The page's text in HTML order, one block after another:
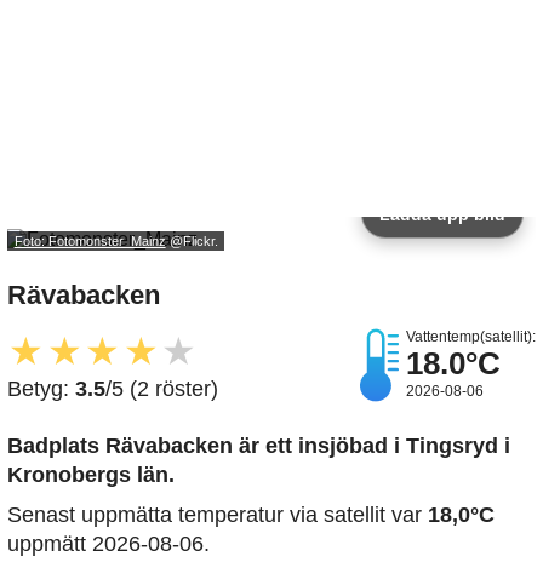
Foto: Fotomonster_Mainz@Flickr.
Ladda upp bild
Rävabacken
★ ★★ ★ ★
Betyg: 3.5/5 (2 röster)
Vattentemp(satellit):
18.0°C
2026-08-06
Badplats Rävabacken är ett insjöbad i Tingsryd i
Kronobergs län.
Senast uppmätta temperatur via satellit var 18,0°C
uppmätt 2026-08-06.